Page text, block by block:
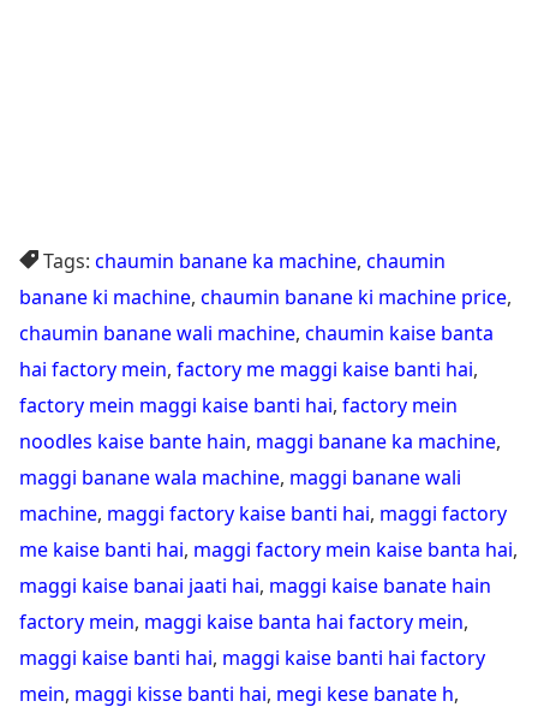
Tags: chaumin banane ka machine, chaumin
banane ki machine, chaumin banane ki machine price,
chaumin banane wali machine, chaumin kaise banta
hai factory mein, factory me maggi kaise banti hai,
factory mein maggi kaise banti hai, factory mein
noodles kaise bante hain, maggi banane ka machine,
maggi banane wala machine, maggi banane wali
machine, maggi factory kaise banti hai, maggi factory
me kaise banti hai, maggi factory mein kaise banta hai,
maggi kaise banai jaati hai, maggi kaise banate hain
factory mein, maggi kaise banta hai factory mein,
maggi kaise banti hai, maggi kaise banti hai factory
mein, maggi kisse banti hai, megi kese banate h,